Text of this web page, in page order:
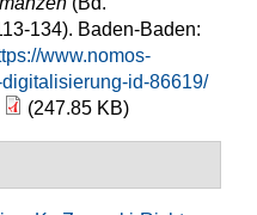
134). Baden-Baden:
www.nomos-
id-86619/
(247.85 KB)